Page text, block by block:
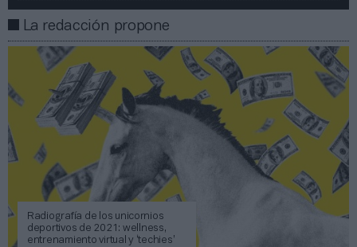
La redacción propone
Radiografía de los unicornios
deportivos de 2021: wellness,
entrenamiento virtual y ‘techies’